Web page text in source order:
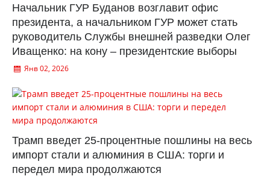
Начальник ГУР Буданов возглавит офис
президента, а начальником ГУР может стать
руководитель Службы внешней разведки Олег
Иващенко: на кону – президентские выборы
Янв 02, 2026
Трамп введет 25-процентные пошлины на весь
импорт стали и алюминия в США: торги и
передел мира продолжаются